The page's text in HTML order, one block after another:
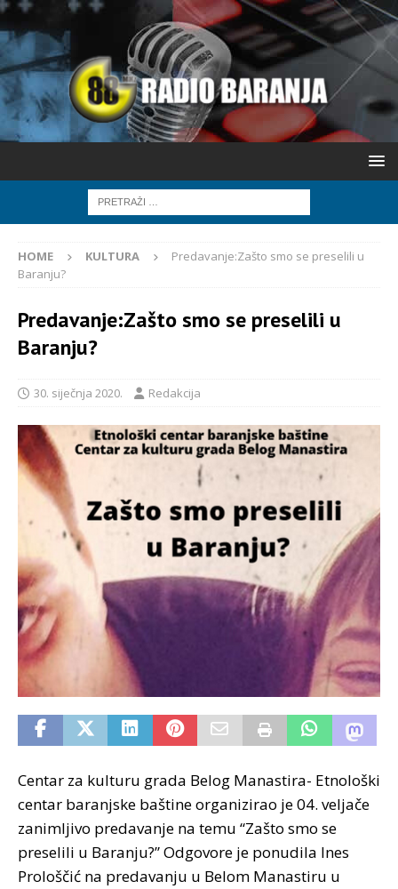
HOME KULTURA
Predavanje:Zašto smo se preselili u
Baranju?
Predavanje:Zašto smo se preselili u
Baranju?
30. siječnja 2020. Redakcija
Centar za kulturu grada Belog Manastira- Etnološki
centar baranjske baštine organizirao je 04. veljače
zanimljivo predavanje na temu “Zašto smo se
preselili u Baranju?”Odgovore je ponudila Ines
Prološčić na predavanju u Belom Manastiru u